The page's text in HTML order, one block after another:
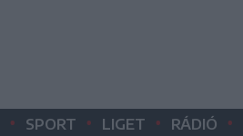
• SPORT • LIGET • RÁDIÓ •